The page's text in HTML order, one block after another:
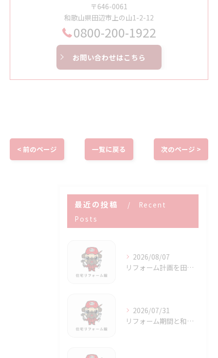
〒646-0061
和歌山県田辺市上の山1-2-12
0800-200-1922
お問い合わせはこちら
< 前のページ 一覧に戻る 次のページ >
最近の投稿
Recent
Posts
2026/08/07
リフォーム計画を田辺市で成功させる補助金活用と賢い進め方ガイド
2026/07/31
リフォーム期間と和歌山県田辺市で賢く進める工事スケジュールの考え方